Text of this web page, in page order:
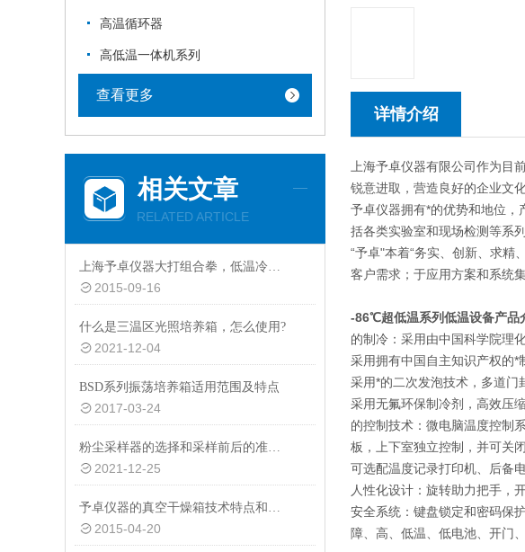
高温循环器
高低温一体机系列
查看更多
相关文章
RELATED ARTICLE
上海予卓仪器大打组合拳，低温冷却循环泵跑量*！
2015-09-16
什么是三温区光照培养箱，怎么使用?
2021-12-04
BSD系列振荡培养箱适用范围及特点
2017-03-24
粉尘采样器的选择和采样前后的准备事项
2021-12-25
予卓仪器的真空干燥箱技术特点和产品介绍
2015-04-20
详情介绍
上海予卓仪器有限公司作为目
锐意进取，营造良好的企业文
予卓仪器拥有*的优势和地位
括各类实验室和现场检测等系
“予卓"本着“务实、创新、求精
客户需求；于应用方案和系统
-86℃超低温系列低温设备产品
的制冷：采用由中国科学院理
采用拥有中国自主知识产权的*
采用*的二次发泡技术，多道门
采用无氟环保制冷剂，高效压
的控制技术：微电脑温度控制
板，上下室独立控制，并可关
可选配温度记录打印机、后备
人性化设计：旋转助力把手，
安全系统：键盘锁定和密码保
障、高、低温、低电池、开门